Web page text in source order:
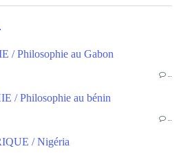
/ Philosophie au Gabon
…
/ Philosophie au bénin
…
/ Nigéria